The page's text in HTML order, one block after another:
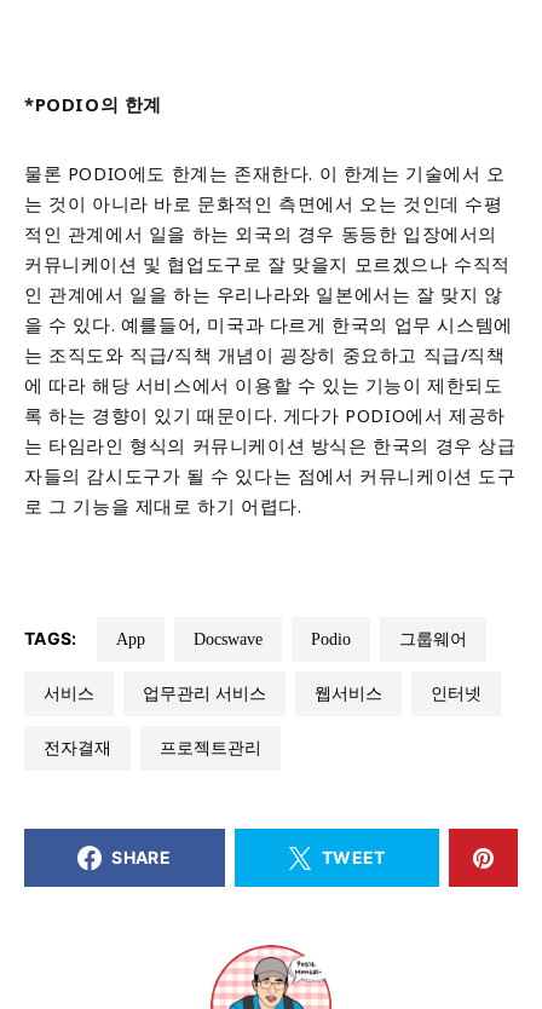
*PODIO의 한계
물론 PODIO에도 한계는 존재한다. 이 한계는 기술에서 오
는 것이 아니라 바로 문화적인 측면에서 오는 것인데 수평
적인 관계에서 일을 하는 외국의 경우 동등한 입장에서의
커뮤니케이션 및 협업도구로 잘 맞을지 모르겠으나 수직적
인 관계에서 일을 하는 우리나라와 일본에서는 잘 맞지 않
을 수 있다. 예를들어, 미국과 다르게 한국의 업무 시스템에
는 조직도와 직급/직책 개념이 굉장히 중요하고 직급/직책
에 따라 해당 서비스에서 이용할 수 있는 기능이 제한되도
록 하는 경향이 있기 때문이다. 게다가 PODIO에서 제공하
는 타임라인 형식의 커뮤니케이션 방식은 한국의 경우 상급
자들의 감시도구가 될 수 있다는 점에서 커뮤니케이션 도구
로 그 기능을 제대로 하기 어렵다.
TAGS: App docswave podio 그룹웨어
서비스 업무관리 서비스 웹서비스 인터넷
전자결재 프로젝트관리
SHARE TWEET